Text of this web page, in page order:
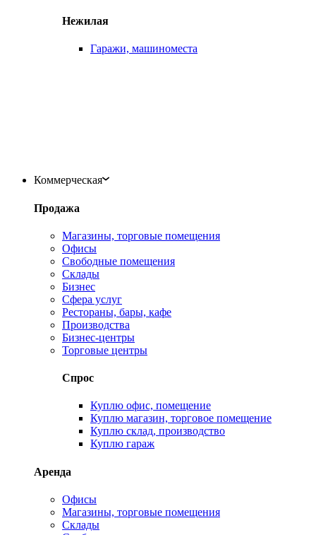
Нежилая
Гаражи, машиноместа
Коммерческая
Продажа
Магазины, торговые помещения
Офисы
Свободные помещения
Склады
Бизнес
Сфера услуг
Рестораны, бары, кафе
Производства
Бизнес-центры
Торговые центры
Спрос
Куплю офис, помещение
Куплю магазин, торговое помещение
Куплю склад, производство
Куплю гараж
Аренда
Офисы
Магазины, торговые помещения
Склады